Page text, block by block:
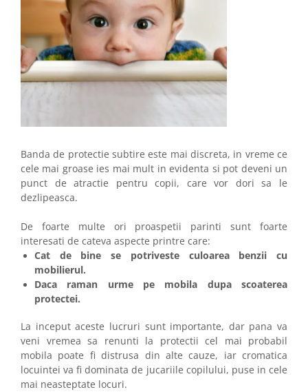
Banda de protectie subtire este mai discreta, in vreme ce
cele mai groase ies mai mult in evidenta si pot deveni un
punct de atractie pentru copii, care vor dori sa le
dezlipeasca.
De foarte multe ori proaspetii parinti sunt foarte
interesati de cateva aspecte printre care:
Cat de bine se potriveste culoarea benzii cu
mobilierul.
Daca raman urme pe mobila dupa scoaterea
protectei.
La inceput aceste lucruri sunt importante, dar pana va
veni vremea sa renunti la protectii cel mai probabil
mobila poate fi distrusa din alte cauze, iar cromatica
locuintei va fi dominata de jucariile copilului, puse in cele
mai neasteptate locuri.